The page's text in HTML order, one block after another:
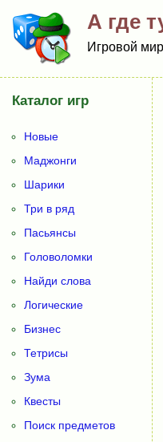
А где
Игровой
Каталог игр
Новые
Маджонги
Шарики
Три в ряд
Пасьянсы
Головоломки
Найди слова
Логические
Бизнес
Тетрисы
Зума
Квесты
Поиск предметов